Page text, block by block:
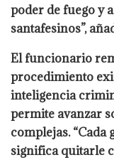
poder de fuego y
santafesinos”,
El funcionario
procedimiento
inteligencia
permite avanzar
complejas.
significa quitarle